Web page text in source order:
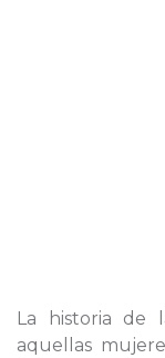
La historia de
aquellas